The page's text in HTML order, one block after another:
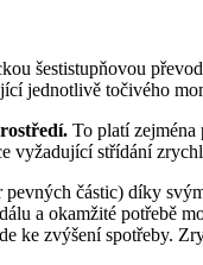
šestistupňovou
jednotlivě točivého
To platí
vyžadující střídání
částic) díky
a okamžité potřebě
ke zvýšení spotřeby.